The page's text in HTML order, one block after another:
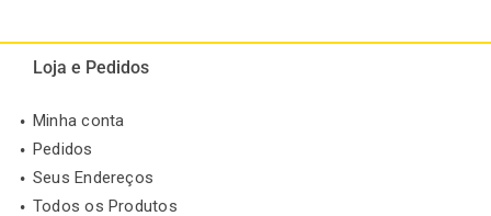
Loja e Pedidos
Minha conta
Pedidos
Seus Endereços
Todos os Produtos